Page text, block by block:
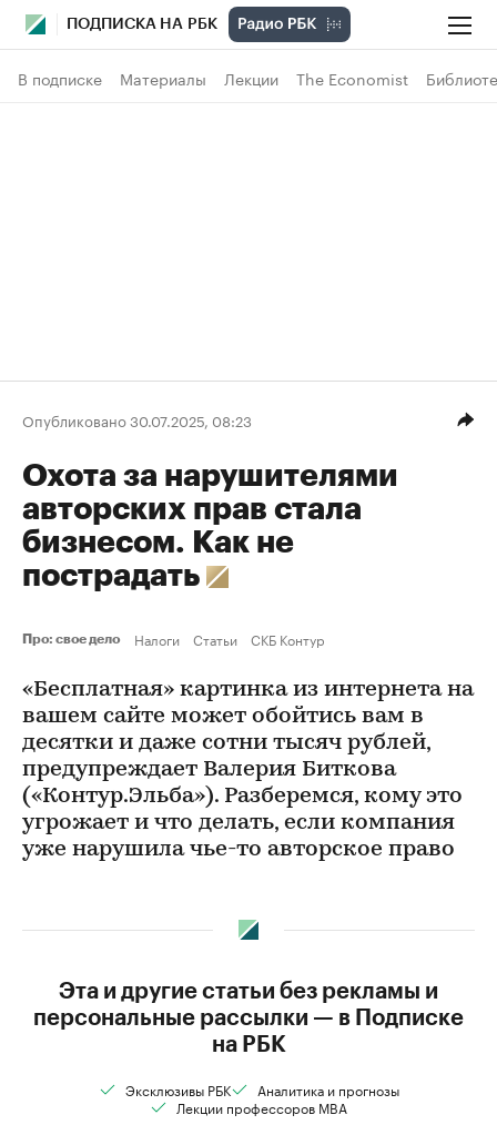
ПОДПИСКА НА РБК
В подписке Материалы Лекции The Economist
Опубликовано 30.07.2025, 08:23
Охота за нарушителями
авторских прав стала
бизнесом. Как не
пострадать
Про: свое дело Налоги Статьи СКБ Контур
«Бесплатная» картинка из интернета на
вашем сайте может обойтись вам в
десятки и даже сотни тысяч рублей,
предупреждает Валерия Биткова
(«Контур.Эльба»). Разберемся, кому это
угрожает и что делать, если компания
уже нарушила чье-то авторское право
Эта и другие статьи без рекламы и
персональные рассылки — в Подписке
на РБК
Эксклюзивы РБК
Аналитика и прогнозы
Лекции профессоров MBA